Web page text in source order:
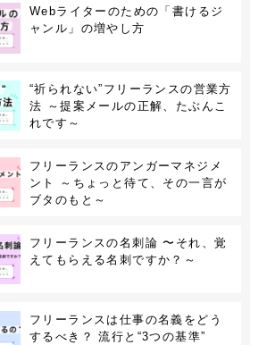
Webライターのための「書けるジ
ャンル」の増やし方
“祈られない”フリーランスの営業方
法 ～提案メールの正解、たぶんこ
れです～
フリーランスのアンガーマネジメ
ント ～ちょっと待て、その一言が
ブタのもと～
フリーランスの名刺論 〜それ、覚
えてもらえる名刺ですか？～
フリーランスは仕事の名義をどう
するべき？ 流行と“3つの基準”